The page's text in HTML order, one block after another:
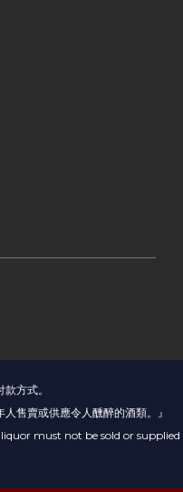
方式。
售賣或供應令人醺醉的酒類。』
must not be sold or supplied